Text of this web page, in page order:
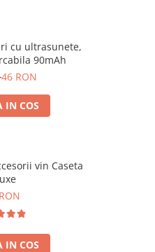
cu ultrasunete,
90mAh
46 RON
IN COS
vin Caseta
IN COS